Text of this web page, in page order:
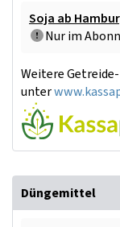
Soja ab
Nur im
Weitere
unter
Düngemittel